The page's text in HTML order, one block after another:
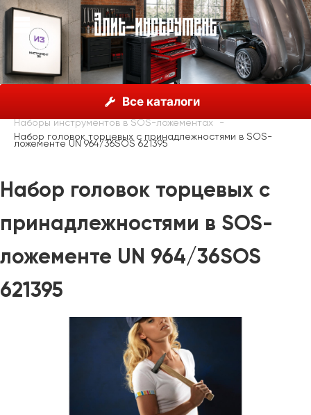
Все каталоги
Unior, Словения
Наборы инструментов
Наборы инструментов в SOS-ложементах
Набор головок торцевых с принадлежностями в SOS-
ложементе UN 964/36SOS 621395
Набор головок торцевых с
принадлежностями в SOS-
ложементе UN 964/36SOS
621395